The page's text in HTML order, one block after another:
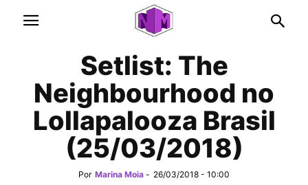
Setlist: The
Neighbourhood no
Lollapalooza Brasil
(25/03/2018)
Por Marina Moia - 26/03/2018 - 10:00